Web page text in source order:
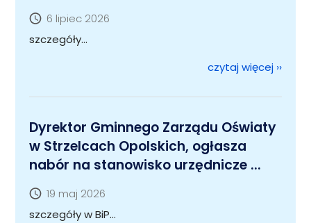
6 lipiec 2026
szczegóły...
czytaj więcej ››
Dyrektor Gminnego Zarządu Oświaty
w Strzelcach Opolskich, ogłasza
nabór na stanowisko urzędnicze ...
19 maj 2026
szczegóły w BiP...